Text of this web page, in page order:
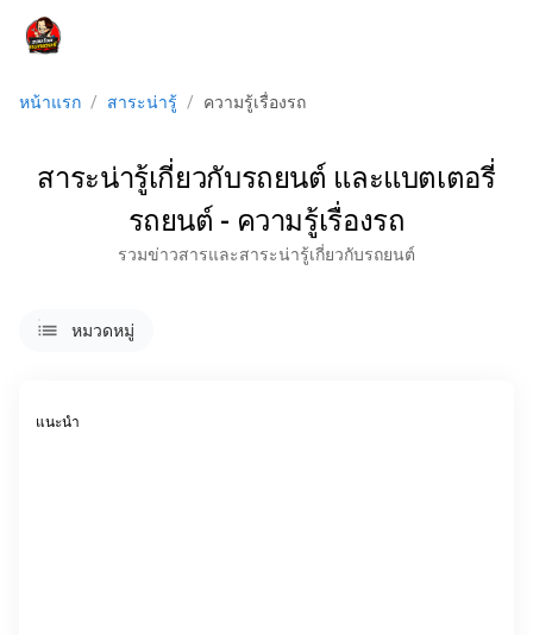
หน้าแรก / สาระน่ารู้ / ความรู้เรื่องรถ
สาระน่ารู้เกี่ยวกับรถยนต์ และแบตเตอรี่
รถยนต์ - ความรู้เรื่องรถ
รวมข่าวสารและสาระน่ารู้เกี่ยวกับรถยนต์
listsหมวดหมู่
แนะนำ